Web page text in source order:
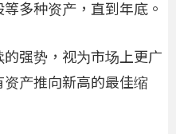
多种资产，直到年底。
强势，视为市场上更广
产推向新高的最佳缩